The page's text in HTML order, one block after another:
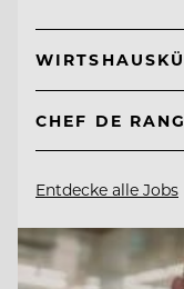
CHEF DE
Entdecke alle Jobs